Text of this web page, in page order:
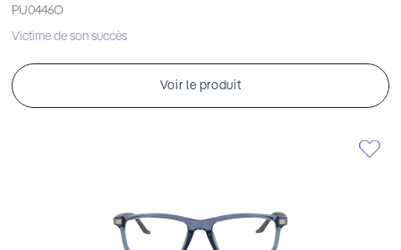
PU0446O
Victime de son succès
Voir le produit